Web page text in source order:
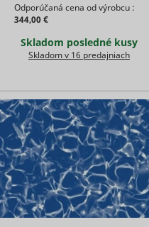
__Secure-YNID
LAST_RESULT_ENTRY_KEY
Odporúčaná cena od výrobcu :
344,00 €
Skladom posledné kusy
Skladom v 16 predajniach